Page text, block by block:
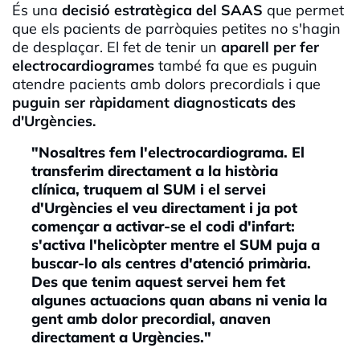
És una decisió estratègica del SAAS que permet
que els pacients de parròquies petites no s'hagin
de desplaçar. El fet de tenir un aparell per fer
electrocardiogrames també fa que es puguin
atendre pacients amb dolors precordials i que
puguin ser ràpidament diagnosticats des
d'Urgències.
"Nosaltres fem l'electrocardiograma. El
transferim directament a la història
clínica, truquem al SUM i el servei
d'Urgències el veu directament i ja pot
començar a activar-se el codi d'infart:
s'activa l'helicòpter mentre el SUM puja a
buscar-lo als centres d'atenció primària.
Des que tenim aquest servei hem fet
algunes actuacions quan abans ni venia la
gent amb dolor precordial, anaven
directament a Urgències."